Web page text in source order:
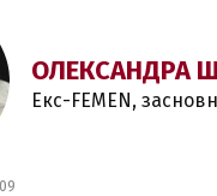
ОЛЕКСАНДРА
Екс-FEMEN,